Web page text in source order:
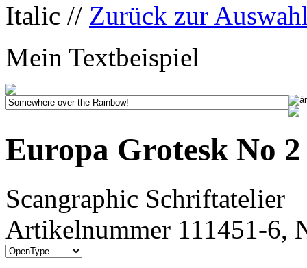
Italic // Zurück zur
Mein Textbeispiel
Europa Grotesk No
Scangraphic Schriftatelier
Artikelnummer 111451-6,